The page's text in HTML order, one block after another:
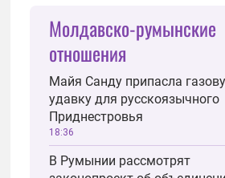
Молдавско-румынские
отношения
Майя Санду припасла
удавку для русскоязычного
Приднестровья
18:36
В Румынии рассмотрят